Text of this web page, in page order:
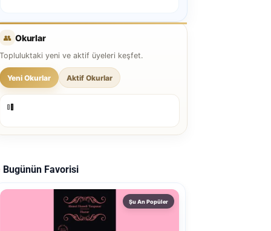
👥 Okurlar
Topluluktaki yeni ve aktif üyeleri keşfet.
Yeni Okurlar Aktif Okurlar
Bugünün Favorisi
Şu An Popüler